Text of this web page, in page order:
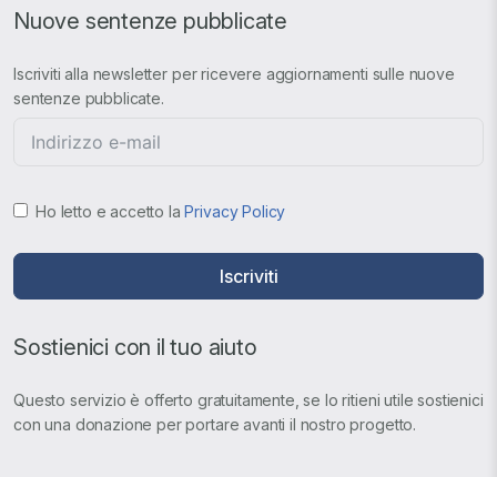
Nuove sentenze pubblicate
Iscriviti alla newsletter per ricevere aggiornamenti sulle nuove
sentenze pubblicate.
Ho letto e accetto laPrivacy Policy
Iscriviti
Sostienici con il tuo aiuto
Questo servizio è offerto gratuitamente, se lo ritieni utile sostienici
con una donazione per portare avanti il nostro progetto.